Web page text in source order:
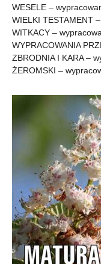
WESELE –
WIELKI TESTAMENT
WITKACY –
WYPRACOWANIA
ZBRODNIA I KARA –
ŻEROMSKI –